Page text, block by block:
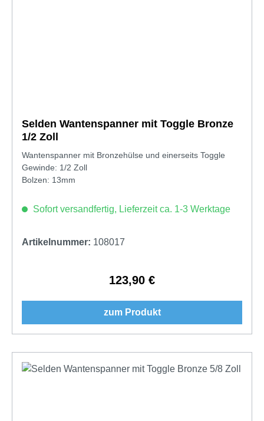
Selden Wantenspanner mit Toggle Bronze
1/2 Zoll
Wantenspanner mit Bronzehülse und einerseits Toggle
Gewinde: 1/2 Zoll
Bolzen: 13mm
Sofort versandfertig, Lieferzeit ca. 1-3 Werktage
Artikelnummer: 108017
Regulärer Preis:
123,90 €
zum Produkt